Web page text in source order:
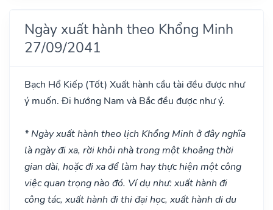
Ngày xuất hành theo Khổng Minh
27/09/2041
Bạch Hổ Kiếp (Tốt) Xuất hành cầu tài đều được như
ý muốn. Đi hướng Nam và Bắc đều được như ý.
* Ngày xuất hành theo lịch Khổng Minh ở đây nghĩa
là ngày đi xa, rời khỏi nhà trong một khoảng thời
gian dài, hoặc đi xa để làm hay thực hiện một công
việc quan trọng nào đó. Ví dụ như: xuất hành đi
công tác, xuất hành đi thi đại học, xuất hành di du